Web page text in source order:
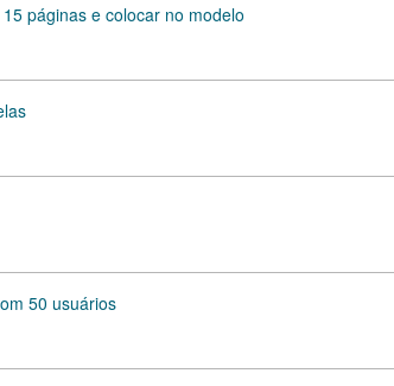
páginas e colocar no modelo
50 usuários